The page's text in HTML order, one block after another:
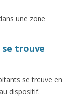
une zone
se trouve
se trouve en
dispositif.